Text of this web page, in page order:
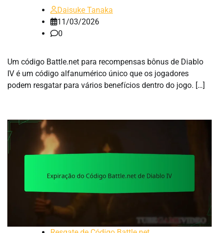
Daisuke Tanaka
11/03/2026
0
Um código Battle.net para recompensas bônus de Diablo
IV é um código alfanumérico único que os jogadores
podem resgatar para vários benefícios dentro do jogo. […]